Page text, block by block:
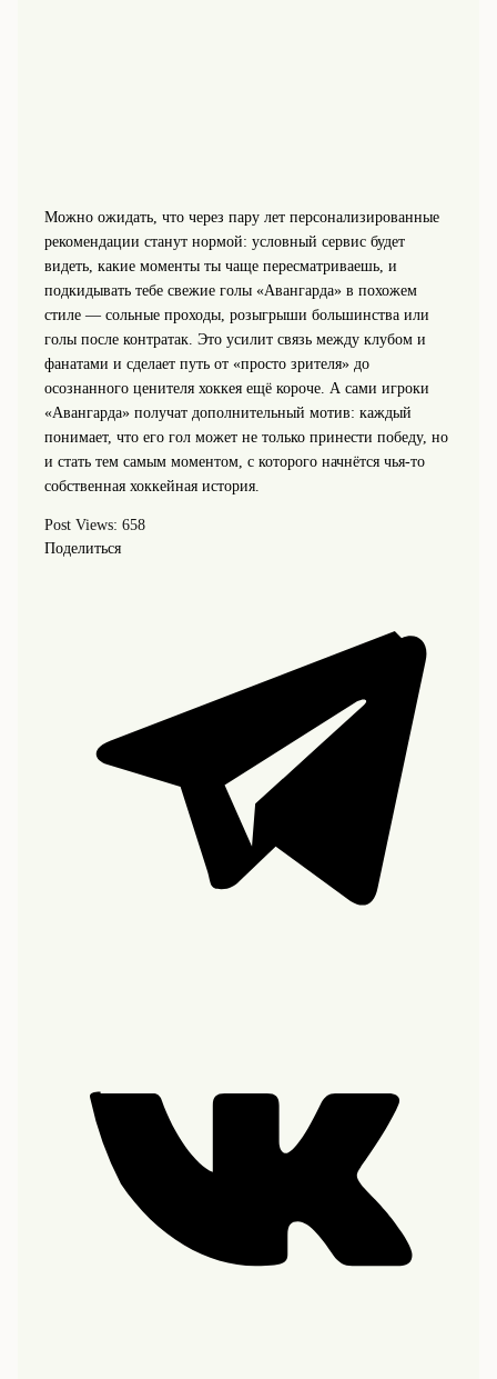
Можно ожидать, что через пару лет персонализированные
рекомендации станут нормой: условный сервис будет
видеть, какие моменты ты чаще пересматриваешь, и
подкидывать тебе свежие голы «Авангарда» в похожем
стиле — сольные проходы, розыгрыши большинства или
голы после контратак. Это усилит связь между клубом и
фанатами и сделает путь от «просто зрителя» до
осознанного ценителя хоккея ещё короче. А сами игроки
«Авангарда» получат дополнительный мотив: каждый
понимает, что его гол может не только принести победу, но
и стать тем самым моментом, с которого начнётся чья-то
собственная хоккейная история.
Post Views: 658
Поделиться